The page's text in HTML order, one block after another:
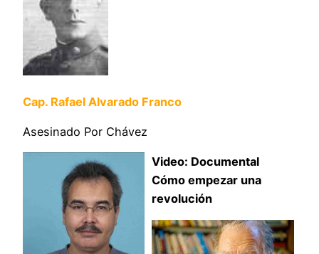
Cap. Rafael Alvarado Franco
Asesinado Por Chávez
Video: Documental
Cómo empezar una
revolución